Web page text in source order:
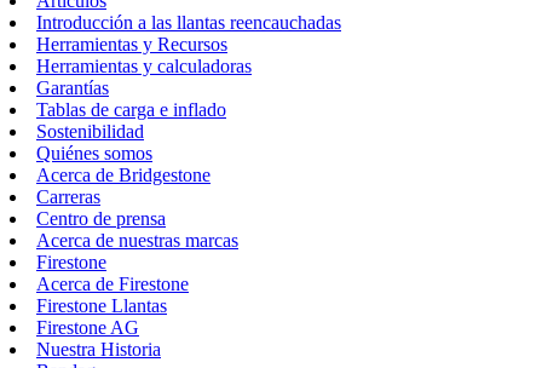
Introducción a las llantas reencauchadas
Herramientas y Recursos
Herramientas y calculadoras
Garantías
Tablas de carga e inflado
Sostenibilidad
Quiénes somos
Acerca de Bridgestone
Carreras
Centro de prensa
Acerca de nuestras marcas
Firestone
Acerca de Firestone
Firestone Llantas
Firestone AG
Nuestra Historia